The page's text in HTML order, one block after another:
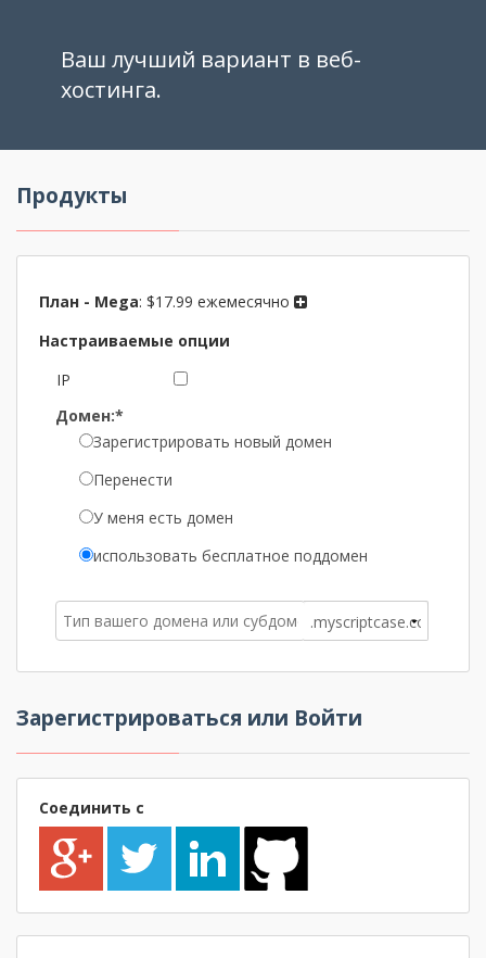
Ваш лучший вариант в веб-
хостинга.
Продукты
План - Mega: $17.99 ежемесячно
Настраиваемые опции
IP
Домен:*
Зарегистрировать новый домен
Перенести
У меня есть домен
использовать бесплатное поддомен
Зарегистрироваться или Войти
Соединить с